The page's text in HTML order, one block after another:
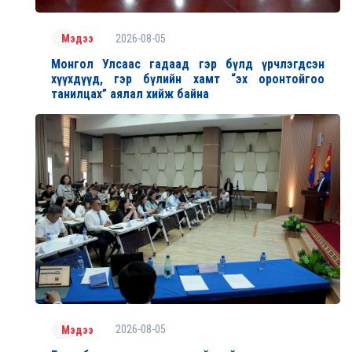
Мэдээ 2026-08-05
Монгол Улсаас гадаад гэр бүлд үрчлэгдсэн
хүүхдүүд, гэр бүлийн хамт “эх оронтойгоо
танилцах” аялал хийж байна
Мэдээ 2026-08-05